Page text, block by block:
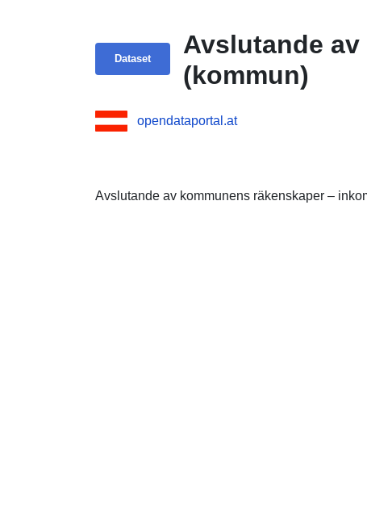
Dataset
Avslutande
(kommun)
opendataportal.at
Avslutande av kommunens räkenskaper –